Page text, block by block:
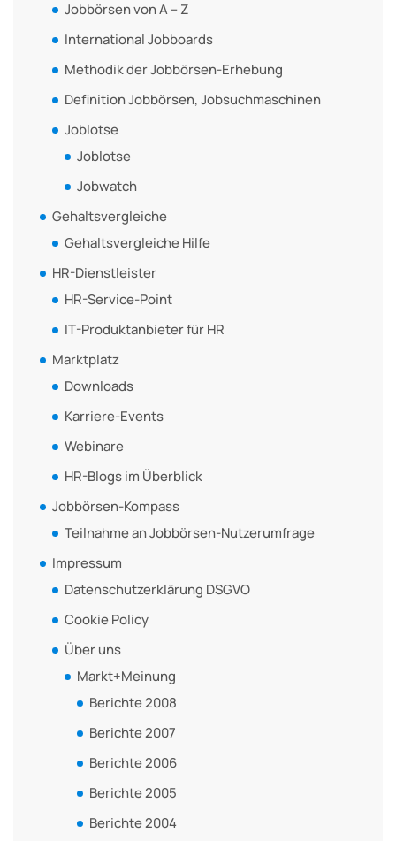
Jobbörsen von A – Z
International Jobboards
Methodik der Jobbörsen-Erhebung
Definition Jobbörsen, Jobsuchmaschinen
Joblotse
Joblotse
Jobwatch
Gehaltsvergleiche
Gehaltsvergleiche Hilfe
HR-Dienstleister
HR-Service-Point
IT-Produktanbieter für HR
Marktplatz
Downloads
Karriere-Events
Webinare
HR-Blogs im Überblick
Jobbörsen-Kompass
Teilnahme an Jobbörsen-Nutzerumfrage
Impressum
Datenschutzerklärung DSGVO
Cookie Policy
Über uns
Markt+Meinung
Berichte 2008
Berichte 2007
Berichte 2006
Berichte 2005
Berichte 2004